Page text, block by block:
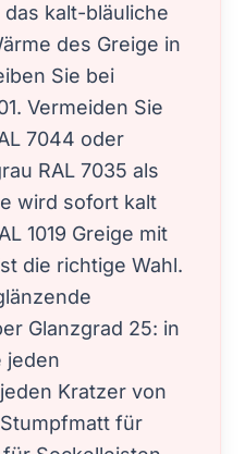
das kalt-bläuliche
des Greige in
Sie bei
Vermeiden Sie
7044 oder
RAL 7035 als
wird sofort kalt
1019 Greige mit
die richtige Wahl.
Glanzgrad 25: in
jeden
Kratzer von
für